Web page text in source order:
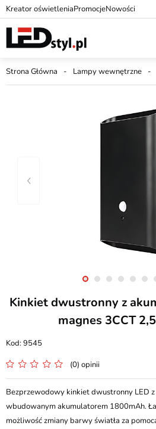
Kreator oświetleniaPromocjeNowości
Strona Główna Lampy wewnętrzne
Kinkiet dwustronny z
magnes 3CCT
9545
(0) opinii
Bezprzewodowy kinkiet dwustronny LED z
wbudowanym akumulatorem 1800mAh.
możliwość zmiany barwy światła za